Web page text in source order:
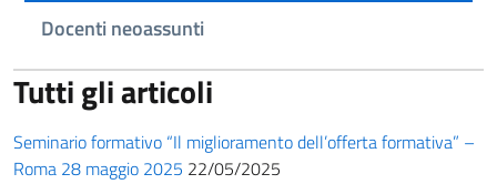
Docenti neoassunti
Tutti gli articoli
Seminario formativo “Il miglioramento dell’offerta formativa” –
Roma 28 maggio 2025 22/05/2025